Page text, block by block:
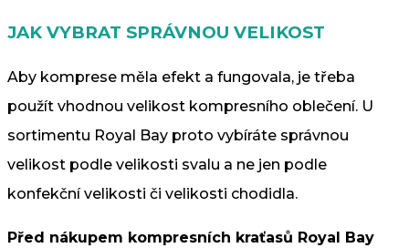
JAK VYBRAT SPRÁVNOU VELIKOST
Aby komprese měla efekt a fungovala, je třeba
použít vhodnou velikost kompresního oblečení. U
sortimentu Royal Bay proto vybíráte správnou
velikost podle velikosti svalu a ne jen podle
konfekční velikosti či velikosti chodidla.
Před nákupem kompresních kraťasů Royal Bay